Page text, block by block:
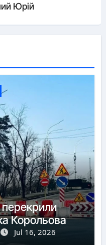
Юрій
Корольова
Jul 16, 2026